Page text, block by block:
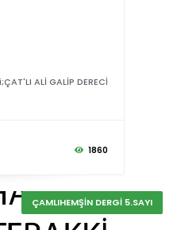
ALİ GALİP DERECİ
1860
ÇAMLIHEMŞİN DERGİ 5.SAYI